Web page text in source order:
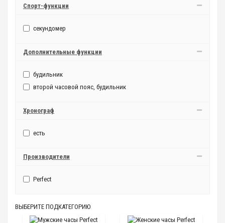
Спорт-функции
секундомер
Дополнительные функции
будильник
второй часовой пояс, будильник
Хронограф
есть
Производители
Perfect
ВЫБЕРИТЕ ПОДКАТЕГОРИЮ